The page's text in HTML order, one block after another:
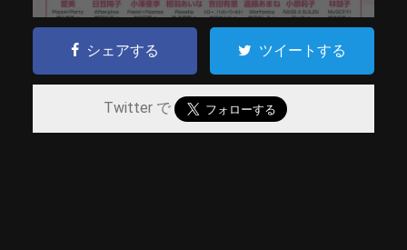
シェアする ツイートする
Twitter で